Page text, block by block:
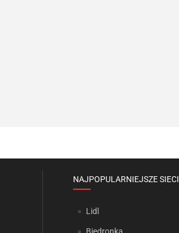
NAJPOPULARNIEJSZE SIECI
Lidl